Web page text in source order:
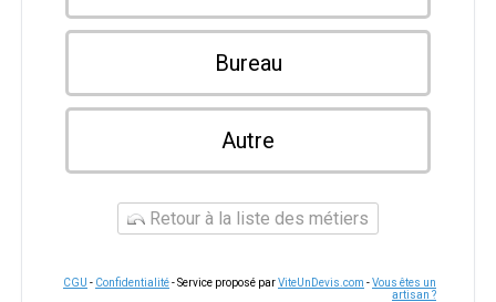
Bureau
Autre
Retour à la liste des métiers
CGU - Confidentialité- Service proposé parViteUnDevis.com -Vous êtes un
artisan ?